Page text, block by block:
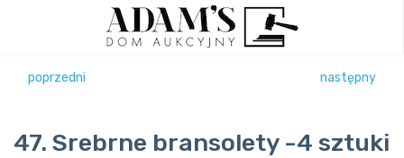
poprzedni następny
47. Srebrne bransolety -4 sztuki